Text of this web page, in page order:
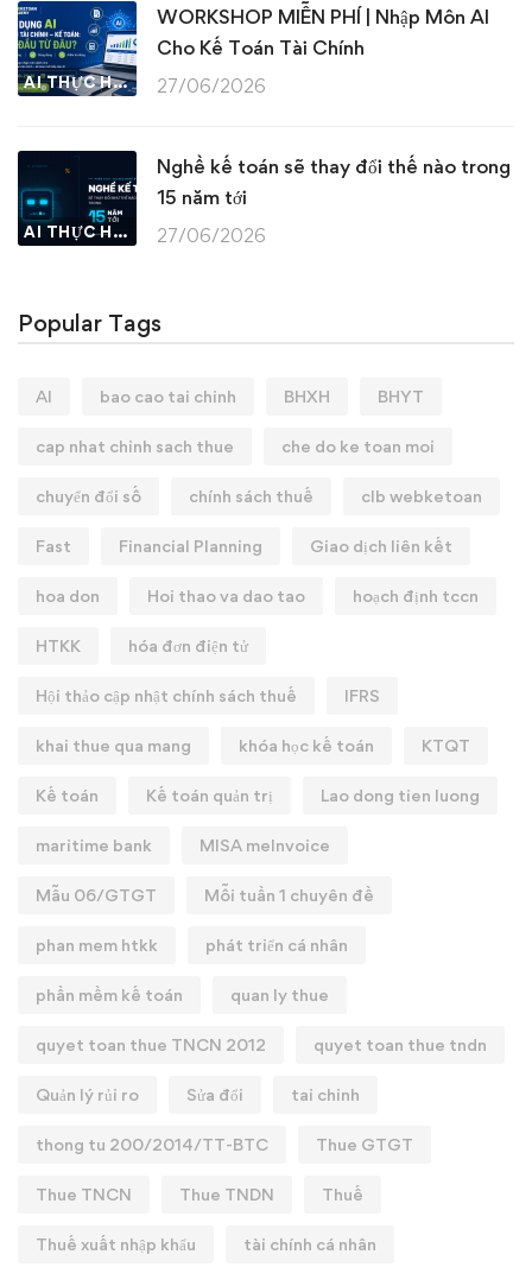
AI THỰC HÀNH
WORKSHOP MIỄN PHÍ | Nhập Môn AI
Cho Kế Toán Tài Chính
27/06/2026
AI THỰC HÀNH
Nghề kế toán sẽ thay đổi thế nào trong
15 năm tới
27/06/2026
Popular Tags
AI bao cao tai chinh BHXH BHYT
cap nhat chinh sach thue che do ke toan moi
chuyển đổi số chính sách thuế clb webketoan
Fast Financial Planning Giao dịch liên kết
hoa don Hoi thao va dao tao hoạch định tccn
HTKK hóa đơn điện tử
Hội thảo cập nhật chính sách thuế IFRS
khai thue qua mang khóa học kế toán KTQT
Kế toán Kế toán quản trị Lao dong tien luong
maritime bank MISA meInvoice
Mẫu 06/GTGT Mỗi tuần 1 chuyên đề
phan mem htkk phát triển cá nhân
phần mềm kế toán quan ly thue
quyet toan thue TNCN 2012 quyet toan thue tndn
Quản lý rủi ro Sửa đổi tai chinh
thong tu 200/2014/TT-BTC Thue GTGT
Thue TNCN Thue TNDN Thuế
Thuế xuất nhập khẩu tài chính cá nhân